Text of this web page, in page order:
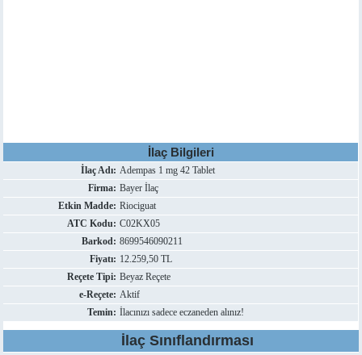
İlaç Bilgileri
İlaç Adı: Adempas 1 mg 42 Tablet
Firma: Bayer İlaç
Etkin Madde: Riociguat
ATC Kodu: C02KX05
Barkod: 8699546090211
Fiyatı: 12.259,50 TL
Reçete Tipi: Beyaz Reçete
e-Reçete: Aktif
Temin: İlacınızı sadece eczaneden alınız!
İlaç Sınıflandırması